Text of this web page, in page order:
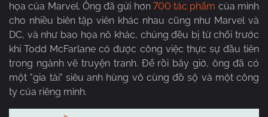
họa của Marvel. Ông đã gửi hơn 700 tác phẩm của mình
cho nhiều biên tập viên khác nhau cũng như Marvel và
DC, và như bao họa nô khác, chúng đều bị từ chối trước
khi Todd McFarlane có được công việc thực sự đầu tiên
trong ngành vẽ truyện tranh. Để rồi bây giờ, ông đã có
một "gia tài" siêu anh hùng vô cùng đồ sộ và một công
ty của riêng mình.